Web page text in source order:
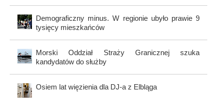
Demograficzny minus. W regionie ubyło prawie 9
tysięcy mieszkańców
Morski Oddział Straży Granicznej szuka
kandydatów do służby
Osiem lat więzienia dla DJ-a z Elbląga